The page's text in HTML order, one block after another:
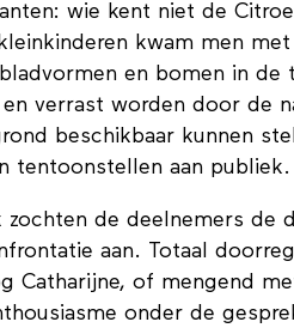
wie kent niet de
kwam men
en bomen in
verrast worden door de
beschikbaar kunnen
tentoonstellen aan publiek.
zochten de deelnemers de
aan. Totaal
Catharijne, of mengend
onder de